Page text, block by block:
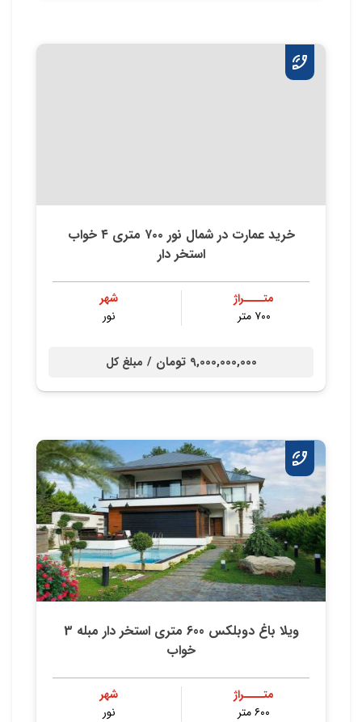
خرید عمارت در شمال نور ۷۰۰ متری ۴ خواب
استخر دار
متــــراژ
۷۰۰ متر
شهر
نور
9,000,000,000 تومان / مبلغ کل
ویلا باغ دوبلکس 600 متری استخر دار مبله 3
خواب
متــــراژ
۶۰۰ متر
شهر
نور